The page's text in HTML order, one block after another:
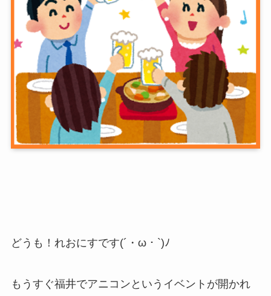
どうも！れおにすです(´・ω・`)ﾉ
もうすぐ福井でアニコンというイベントが開かれ